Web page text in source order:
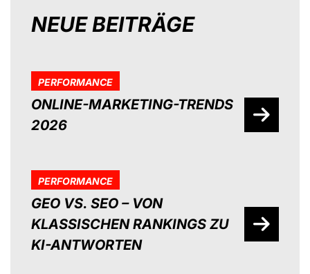
NEUE BEITRÄGE
PERFORMANCE
ONLINE-MARKETING-TRENDS
2026
PERFORMANCE
GEO VS. SEO – VON
KLASSISCHEN RANKINGS ZU
KI-ANTWORTEN